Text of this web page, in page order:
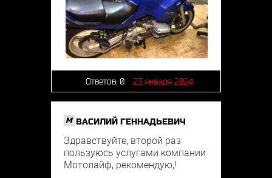
Ответов: 0 23 января 2024
M ВАСИЛИЙ ГЕННАДЬЕВИЧ
Здравствуйте, второй раз
пользуюсь услугами компании
Мотолайф, рекомендую,!